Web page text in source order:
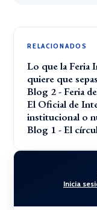
RELACIONADOS
Lo que la Feria
quiere que sepas
Blog 2 - Feria
El Oficial de
institucional o
Blog 1 - El
Inicia